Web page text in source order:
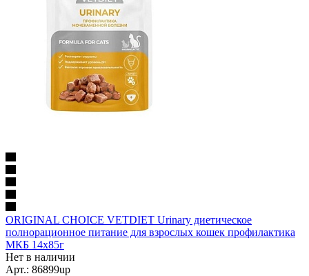
ORIGINAL CHOICE VETDIET Urinary диетическое
полнорационное питание для взрослых кошек профилактика
МКБ 14х85г
Нет в наличии
Арт.: 86899up